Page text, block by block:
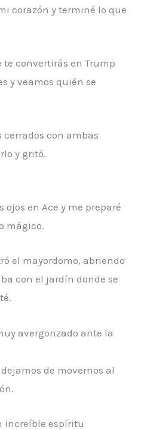
corazón y terminé lo que
te convertirás en Trump
y veamos quién se
cerrados con ambas
y gritó.
en Ace y me preparé
mágico.
el mayordomo, abriendo
con el jardín donde se
avergonzado ante la
de movernos al
increíble espíritu